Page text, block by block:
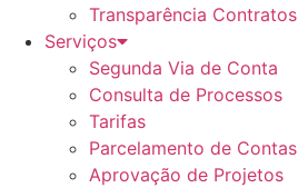
Transparência Contratos
Serviços
Segunda Via de Conta
Consulta de Processos
Tarifas
Parcelamento de Contas
Aprovação de Projetos